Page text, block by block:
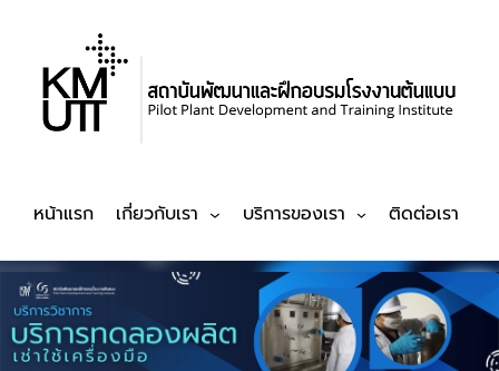
หน้าแรก เกี่ยวกับเรา บริการของเรา ติดต่อเรา